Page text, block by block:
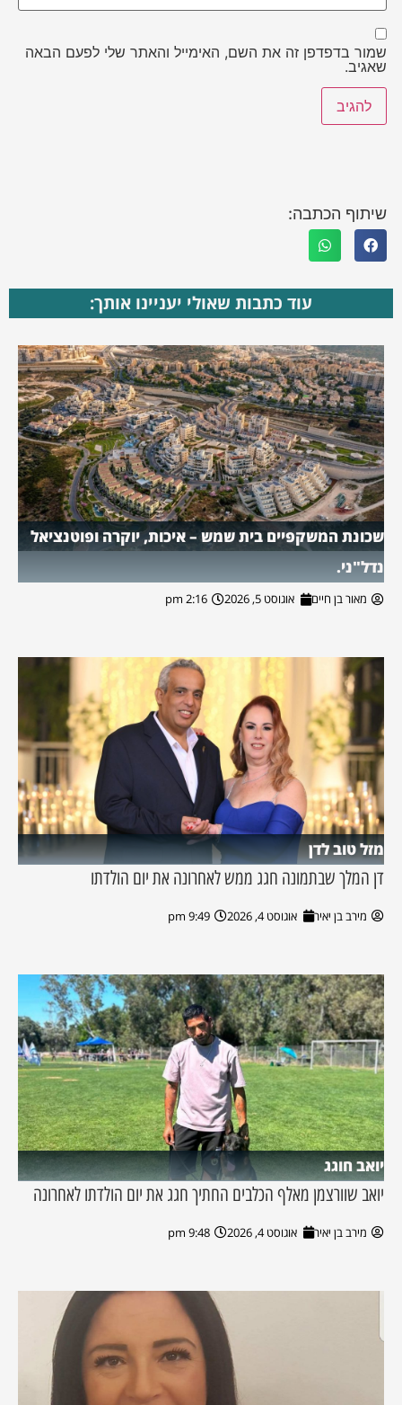
שמור בדפדפן זה את השם, האימייל והאתר שלי לפעם הבאה
שאגיב.
שיתוף הכתבה:
עוד כתבות שאולי יעניינו אותך:
שכונת המשקפיים בית שמש – איכות, יוקרה ופוטנציאל
נדל"ני.
מאור בן חיים אוגוסט 5, 2026 2:16 pm
מזל טוב לדן
דן המלך שבתמונה חגג ממש לאחרונה את יום הולדתו
מירב בן יאיר אוגוסט 4, 2026 9:49 pm
יואב חוגג
יואב שוורצמן מאלף הכלבים החתיך חגג את יום הולדתו לאחרונה
מירב בן יאיר אוגוסט 4, 2026 9:48 pm